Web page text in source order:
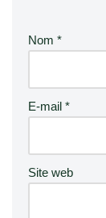
Nom *
E-mail *
Site web